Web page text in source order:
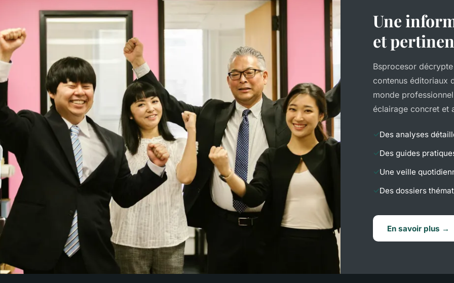
Une
et
Bsprocesor
contenus éditoriaux
monde
éclairage concret et
Des analyses
Des guides
Une veille
Des dossiers
En savoir plus →